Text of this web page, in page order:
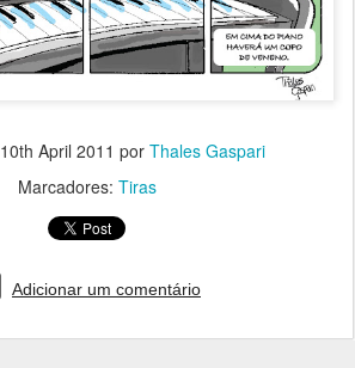
10th April 2011 por Thales Gaspari
Marcadores: Tiras
Adicionar um comentário